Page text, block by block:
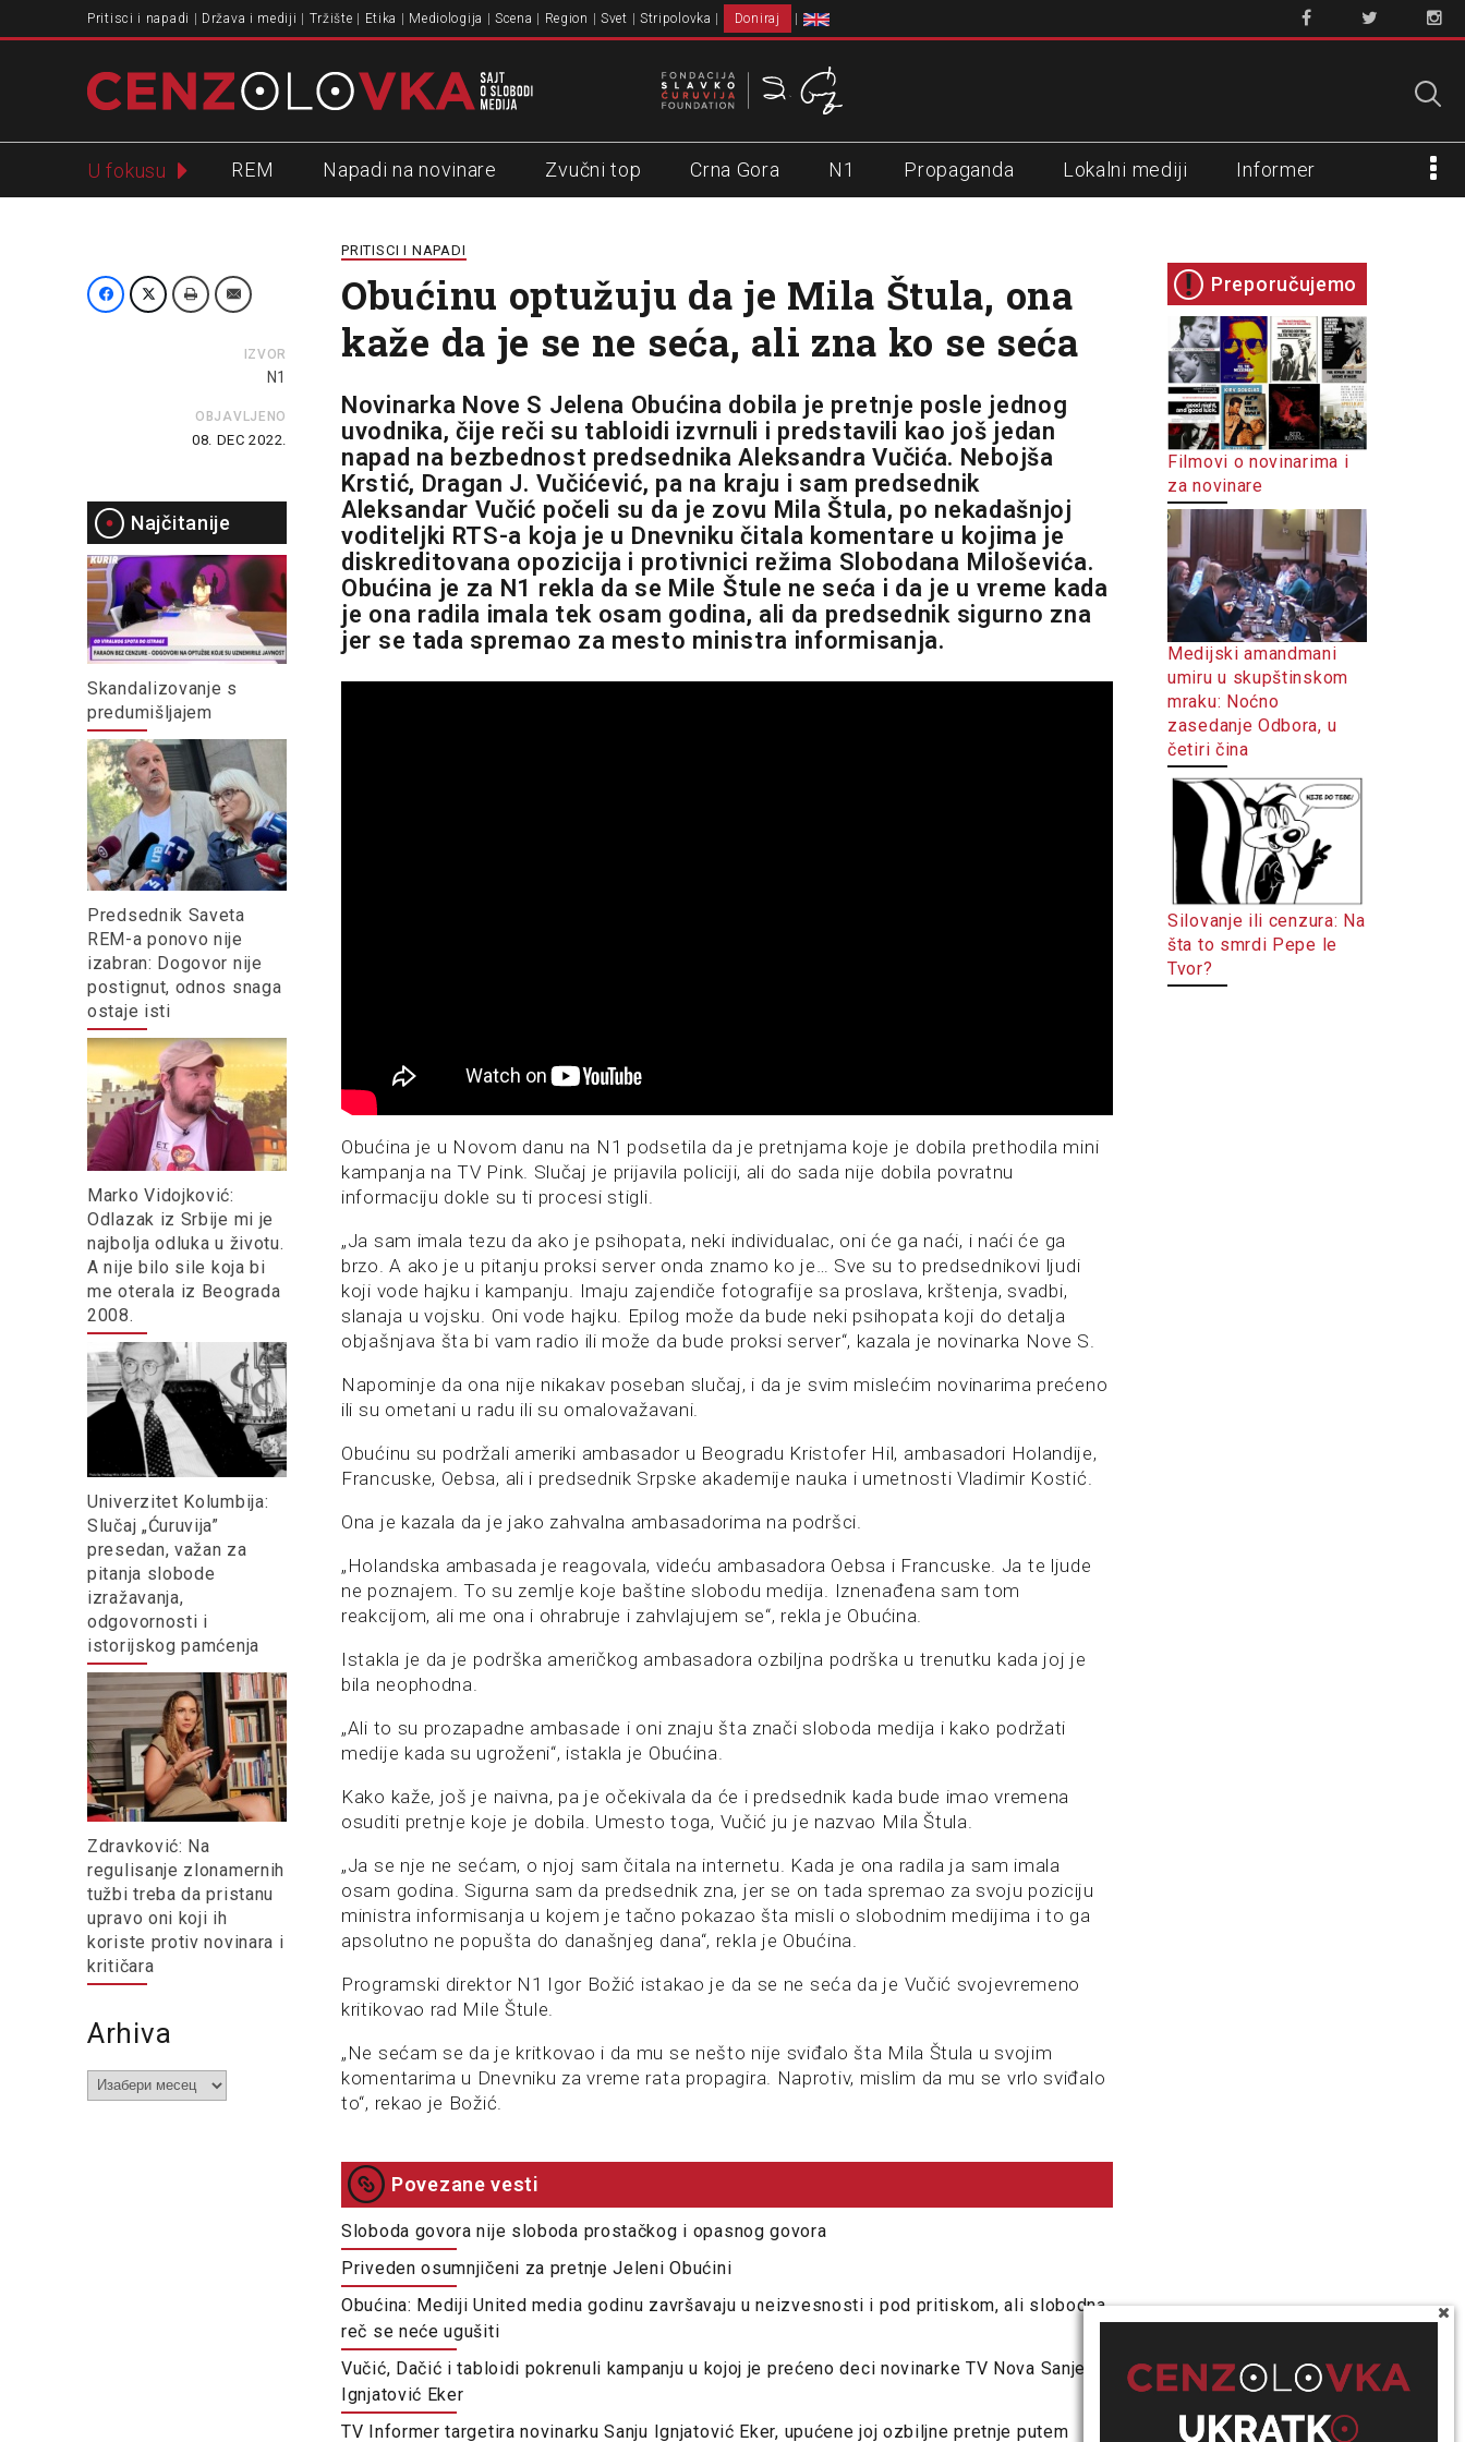
Pritisci i napadi Država i mediji Tržište Etika Mediologija Scena Region Svet Stripolovka Doniraj
U fokusu REM Napadi na novinare Zvučni top Crna Gora N1 Propaganda Lokalni mediji Informer
IZVOR
N1
OBJAVLJENO
08. DEC 2022.
Najčitanije
Skandalizovanje s
predumišljajem
Predsednik Saveta
REM-a ponovo nije
izabran: Dogovor nije
postignut, odnos snaga
ostaje isti
Marko Vidojković:
Odlazak iz Srbije mi je
najbolja odluka u životu.
A nije bilo sile koja bi
me oterala iz Beograda
2008.
Univerzitet Kolumbija:
Slučaj „Ćuruvija”
presedan, važan za
pitanja slobode
izražavanja,
odgovornosti i
istorijskog pamćenja
Zdravković: Na
regulisanje zlonamernih
tužbi treba da pristanu
upravo oni koji ih
koriste protiv novinara i
kritičara
Arhiva
Arhiva
PRITISCI I NAPADI
Obućinu optužuju da je Mila Štula, ona
kaže da je se ne seća, ali zna ko se seća
Novinarka Nove S Jelena Obućina dobila je pretnje posle jednog
uvodnika, čije reči su tabloidi izvrnuli i predstavili kao još jedan
napad na bezbednost predsednika Aleksandra Vučića. Nebojša
Krstić, Dragan J. Vučićević, pa na kraju i sam predsednik
Aleksandar Vučić počeli su da je zovu Mila Štula, po nekadašnjoj
voditeljki RTS-a koja je u Dnevniku čitala komentare u kojima je
diskreditovana opozicija i protivnici režima Slobodana Miloševića.
Obućina je za N1 rekla da se Mile Štule ne seća i da je u vreme kada
je ona radila imala tek osam godina, ali da predsednik sigurno zna
jer se tada spremao za mesto ministra informisanja.
Obućina je u Novom danu na N1 podsetila da je pretnjama koje je dobila prethodila mini
kampanja na TV Pink. Slučaj je prijavila policiji, ali do sada nije dobila povratnu
informaciju dokle su ti procesi stigli.
„Ja sam imala tezu da ako je psihopata, neki individualac, oni će ga naći, i naći će ga
brzo. A ako je u pitanju proksi server onda znamo ko je… Sve su to predsednikovi ljudi
koji vode hajku i kampanju. Imaju zajendiče fotografije sa proslava, krštenja, svadbi,
slanaja u vojsku. Oni vode hajku. Epilog može da bude neki psihopata koji do detalja
objašnjava šta bi vam radio ili može da bude proksi server“, kazala je novinarka Nove S.
Napominje da ona nije nikakav poseban slučaj, i da je svim mislećim novinarima prećeno
ili su ometani u radu ili su omalovažavani.
Obućinu su podržali ameriki ambasador u Beogradu Kristofer Hil, ambasadori Holandije,
Francuske, Oebsa, ali i predsednik Srpske akademije nauka i umetnosti Vladimir Kostić.
Ona je kazala da je jako zahvalna ambasadorima na podršci.
„Holandska ambasada je reagovala, videću ambasadora Oebsa i Francuske. Ja te ljude
ne poznajem. To su zemlje koje baštine slobodu medija. Iznenađena sam tom
reakcijom, ali me ona i ohrabruje i zahvlajujem se“, rekla je Obućina.
Istakla je da je podrška američkog ambasadora ozbiljna podrška u trenutku kada joj je
bila neophodna.
„Ali to su prozapadne ambasade i oni znaju šta znači sloboda medija i kako podržati
medije kada su ugroženi“, istakla je Obućina.
Kako kaže, još je naivna, pa je očekivala da će i predsednik kada bude imao vremena
osuditi pretnje koje je dobila. Umesto toga, Vučić ju je nazvao Mila Štula.
„Ja se nje ne sećam, o njoj sam čitala na internetu. Kada je ona radila ja sam imala
osam godina. Sigurna sam da predsednik zna, jer se on tada spremao za svoju poziciju
ministra informisanja u kojem je tačno pokazao šta misli o slobodnim medijima i to ga
apsolutno ne popušta do današnjeg dana“, rekla je Obućina.
Programski direktor N1 Igor Božić istakao je da se ne seća da je Vučić svojevremeno
kritikovao rad Mile Štule.
„Ne sećam se da je kritkovao i da mu se nešto nije sviđalo šta Mila Štula u svojim
komentarima u Dnevniku za vreme rata propagira. Naprotiv, mislim da mu se vrlo sviđalo
to“, rekao je Božić.
Povezane vesti
Sloboda govora nije sloboda prostačkog i opasnog govora
Priveden osumnjičeni za pretnje Jeleni Obućini
Obućina: Mediji United media godinu završavaju u neizvesnosti i pod pritiskom, ali slobodna
reč se neće ugušiti
Vučić, Dačić i tabloidi pokrenuli kampanju u kojoj je prećeno deci novinarke TV Nova Sanje
Ignjatović Eker
TV Informer targetira novinarku Sanju Ignjatović Eker, upućene joj ozbiljne pretnje putem
Preporučujemo
Filmovi o novinarima i
za novinare
Medijski amandmani
umiru u skupštinskom
mraku: Noćno
zasedanje Odbora, u
četiri čina
Silovanje ili cenzura: Na
šta to smrdi Pepe le
Tvor?